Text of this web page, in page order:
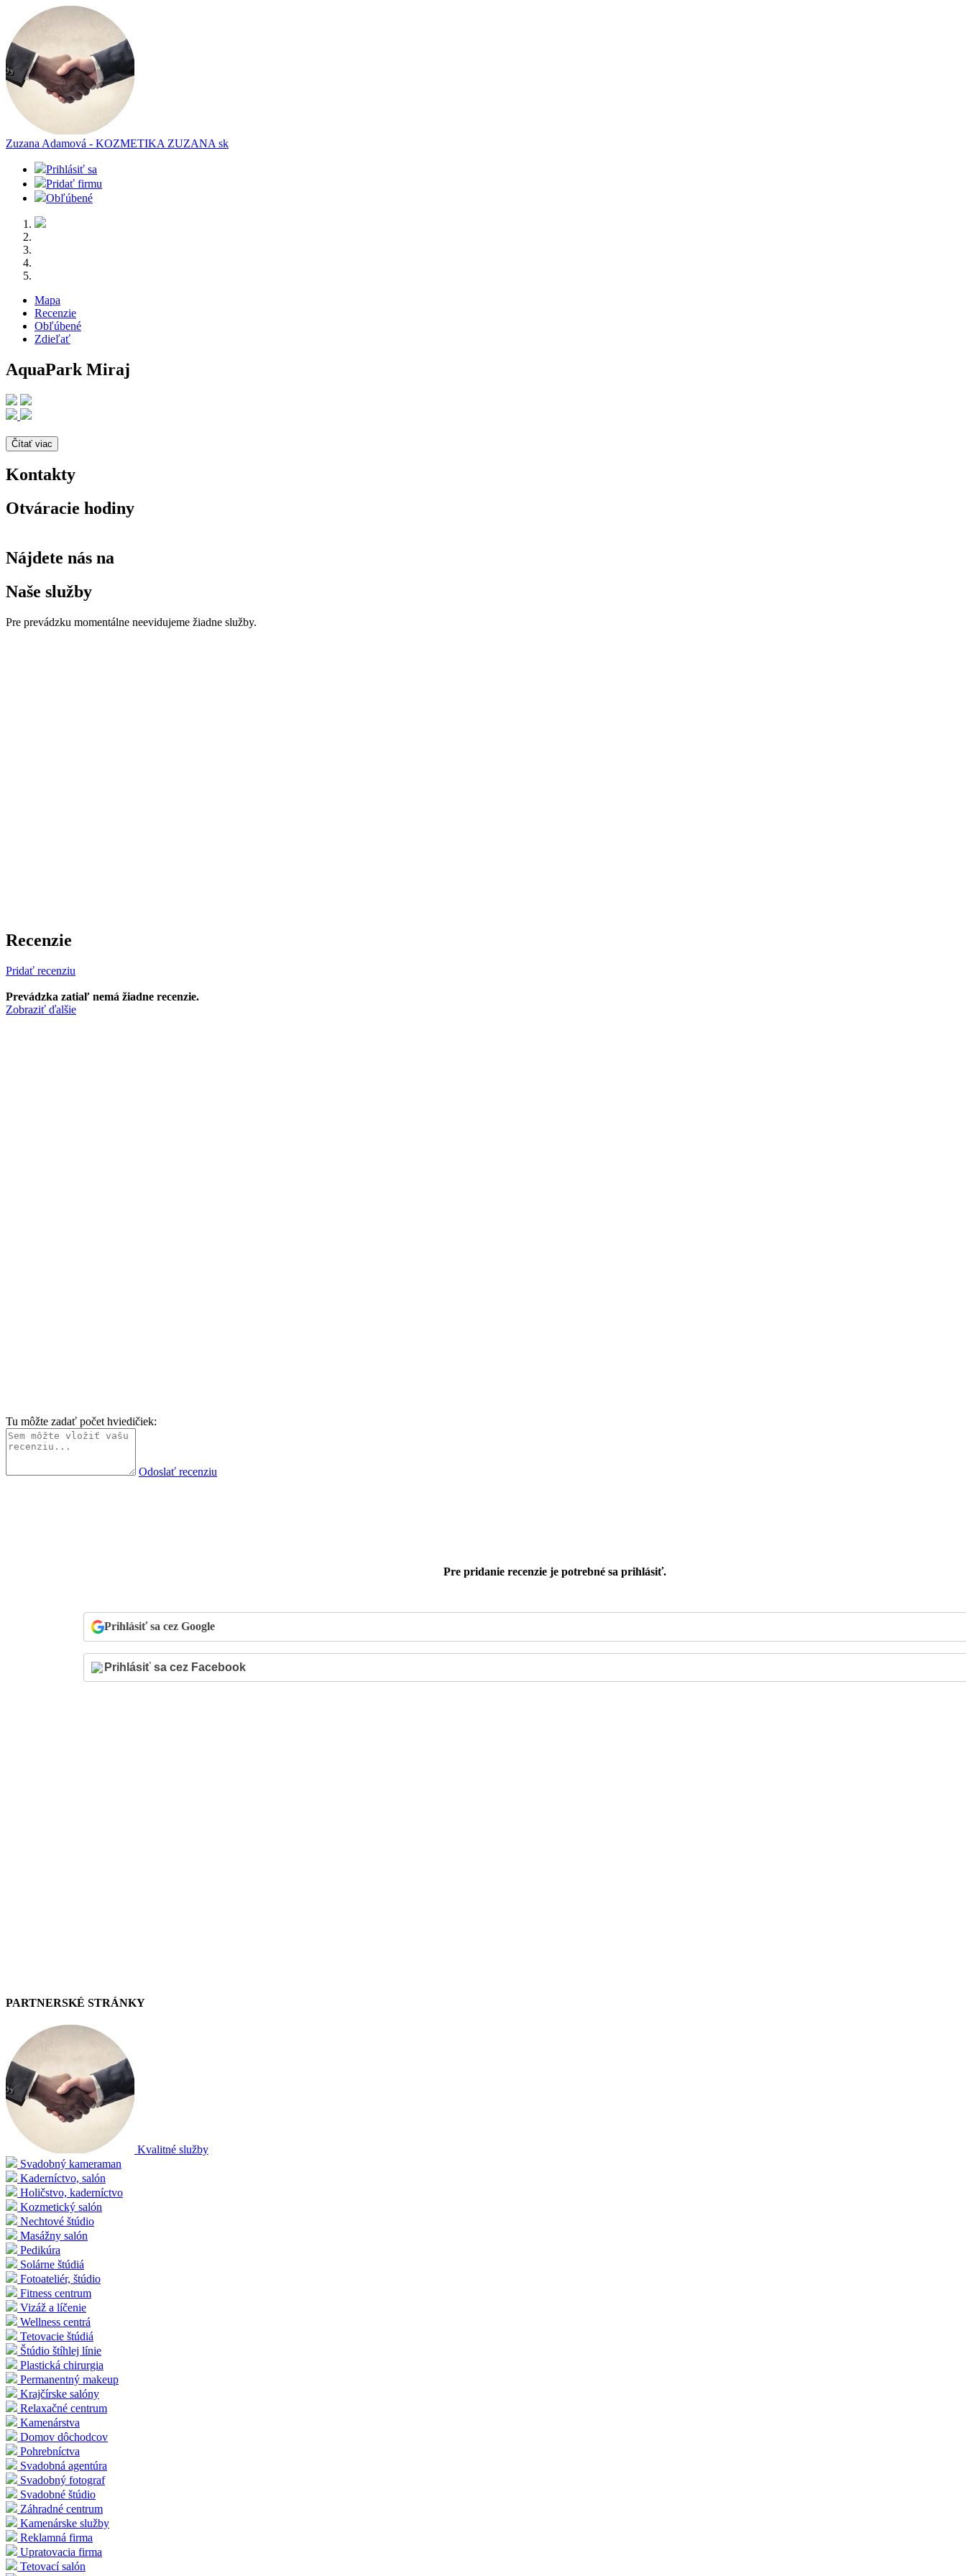
Zuzana Adamová - KOZMETIKA ZUZANA sk
Prihlásiť sa
Pridať firmu
Obľúbené
Mapa
Recenzie
Obľúbené
Zdieľať
AquaPark Miraj
Čítať viac
Kontakty
Otváracie hodiny
Nájdete nás na
Naše služby
Pre prevádzku momentálne neevidujeme žiadne služby.
Recenzie
Pridať recenziu
Prevádzka zatiaľ nemá žiadne recenzie.
Zobraziť ďalšie
Tu môžte zadať počet hviedičiek:
Odoslať recenziu
Pre pridanie recenzie je potrebné sa prihlásiť.
Prihlásiť sa cez Google
PARTNERSKÉ STRÁNKY
Kvalitné služby
Svadobný kameraman
Kaderníctvo, salón
Holičstvo, kaderníctvo
Kozmetický salón
Nechtové štúdio
Masážny salón
Pedikúra
Solárne štúdiá
Fotoateliér, štúdio
Fitness centrum
Vizáž a líčenie
Wellness centrá
Tetovacie štúdiá
Štúdio štíhlej línie
Plastická chirurgia
Permanentný makeup
Krajčírske salóny
Relaxačné centrum
Kamenárstva
Domov dôchodcov
Pohrebníctva
Svadobná agentúra
Svadobný fotograf
Svadobné štúdio
Záhradné centrum
Kamenárske služby
Reklamná firma
Upratovacia firma
Tetovací salón